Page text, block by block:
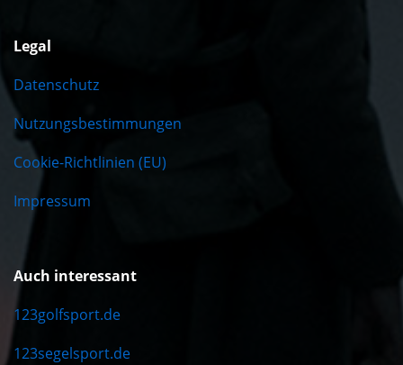
Legal
Datenschutz
Nutzungsbestimmungen
Cookie-Richtlinien (EU)
Impressum
Auch interessant
123golfsport.de
123segelsport.de